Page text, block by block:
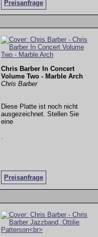
Preisanfrage
Chris Barber In Concert
Volume Two - Marble Arch
Chris Barber
Diese Platte ist noch nicht
ausgezeichnet. Stellen Sie
eine
Preisanfrage